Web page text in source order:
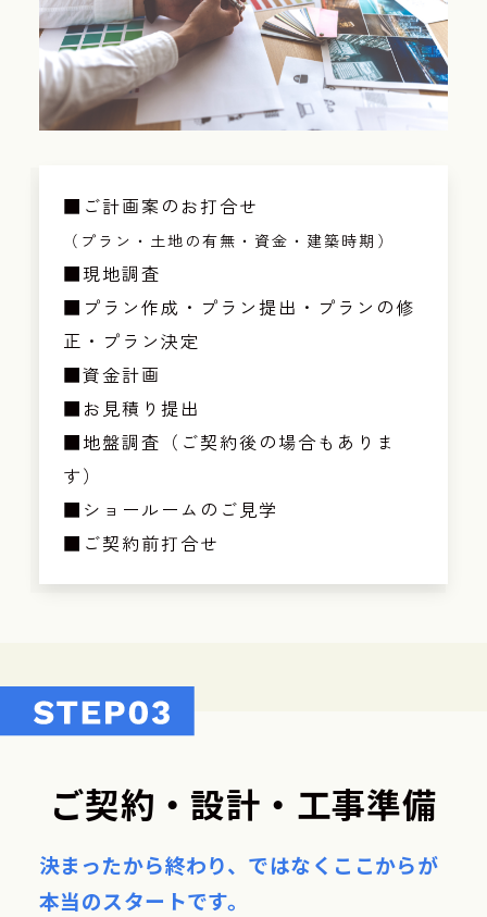
■ご計画案のお打合せ
（プラン・土地の有無・資金・建築時期）
■現地調査
■プラン作成・プラン提出・プランの修
正・プラン決定
■資金計画
■お見積り提出
■地盤調査（ご契約後の場合もありま
す）
■ショールームのご見学
■ご契約前打合せ
ご契約・設計・工事準備
決まったから終わり、ではなく ここからが
本当のスタートです。